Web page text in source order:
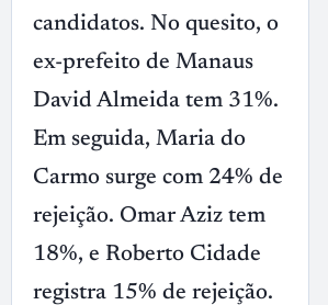
candidatos. No quesito, o
ex-prefeito de Manaus
David Almeida tem 31%.
Em seguida, Maria do
Carmo surge com 24% de
rejeição. Omar Aziz tem
18%, e Roberto Cidade
registra 15% de rejeição.